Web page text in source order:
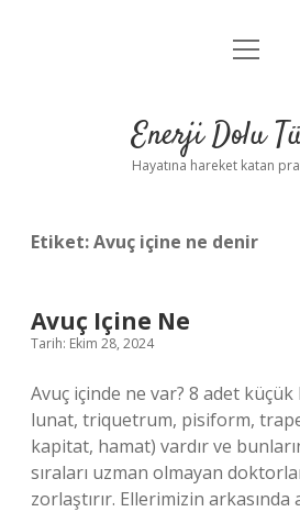
Anasayfa
Yasal Uyarı
menüyü
Enerji Dolu
Hayatına hareket katan
Etiket:Avuç içine ne denir
Avuç Içine Ne
Tarih: Ekim 28, 2024
Avuç içinde ne var? 8 adet
lunat, triquetrum, pisiform,
kapitat, hamat) vardır ve
sıraları uzman olmayan
zorlaştırır. Ellerimizin arkasında